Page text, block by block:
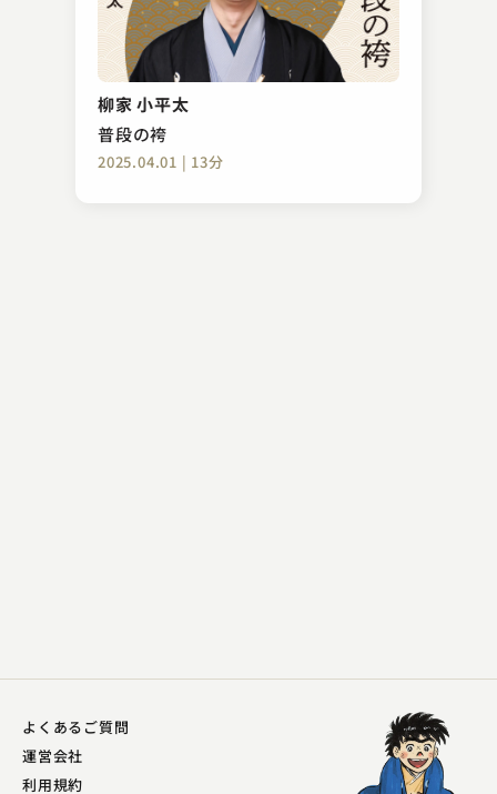
柳家 小平太
普段の袴
2025.04.01 | 13分
古今亭 志ん陽
のめる
2023.02.21 | 14分
よくあるご質問
運営会社
利用規約